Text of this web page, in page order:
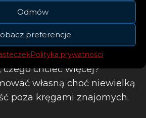
Odmów
preferencje
Polityka prywatności
znajomych jest
komentarze ze strony
czego chcieć więcej?
własną choć niewielką
poza kręgami znajomych.